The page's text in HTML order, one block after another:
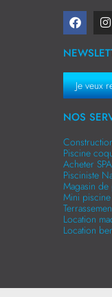
Je veux
NOS
Piscine
Acheter
Pisciniste
Magasin de
Mini piscine
Location
Location